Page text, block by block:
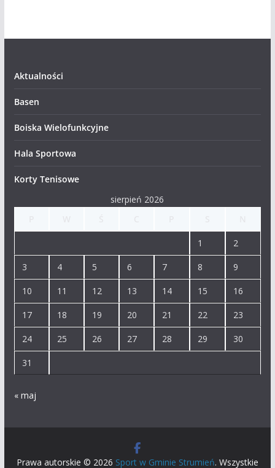
Aktualności
Basen
Boiska Wielofunkcyjne
Hala Sportowa
Korty Tenisowe
sierpień 2026
1 2
3 4 5 6 7 8 9
10 11 12 13 14 15 16
17 18 19 20 21 22 23
24 25 26 27 28 29 30
31
« maj
Prawa autorskie © 2026 Sport w Gminie Strumień. Wszystkie